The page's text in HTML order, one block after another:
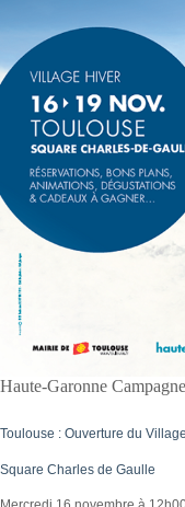
Haute-Garonne
Toulouse : Ouverture du
Square Charles de Gaulle